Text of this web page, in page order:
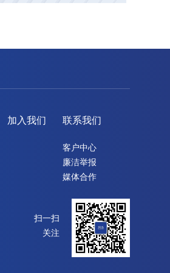
加入我们 联系我们
客户中心
廉洁举报
媒体合作
扫一扫
关注